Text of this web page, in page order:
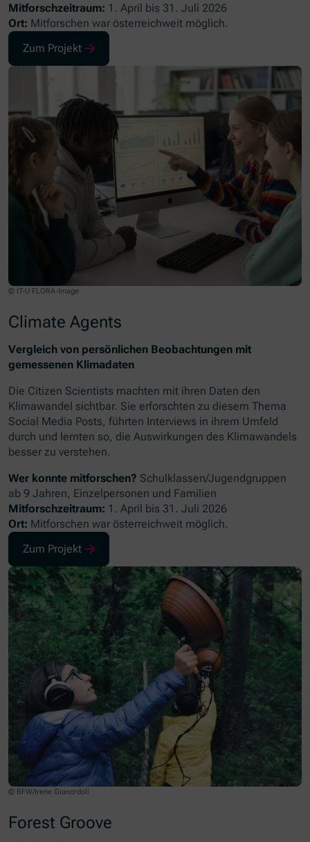
Mitforschzeitraum: 1. April bis 31. Juli 2026
Ort: Mitforschen war österreichweit möglich.
Zum Projekt
(Öffnet in neuem Fenster)
© IT-U FLORA-Image
Climate Agents
Vergleich von persönlichen Beobachtungen mit
gemessenen Klimadaten
Die Citizen Scientists machten mit ihren Daten den
Klimawandel sichtbar. Sie erforschten zu diesem Thema
Social Media Posts, führten Interviews in ihrem Umfeld
durch und lernten so, die Auswirkungen des Klimawandels
besser zu verstehen.
Wer konnte mitforschen? Schulklassen/Jugendgruppen
ab 9 Jahren, Einzelpersonen und Familien
Mitforschzeitraum: 1. April bis 31. Juli 2026
Ort: Mitforschen war österreichweit möglich.
Zum Projekt
(Öffnet in neuem Fenster)
© BFW/Irene Gianordoli
Forest Groove